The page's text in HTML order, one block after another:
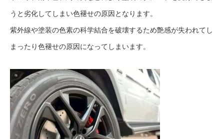
うと劣化してしまい色褪せの原因となります。
紫外線や塗装の色素の科学結合を破壊するため艶感が失われてし
まったり色褪せの原因になってしまいます。